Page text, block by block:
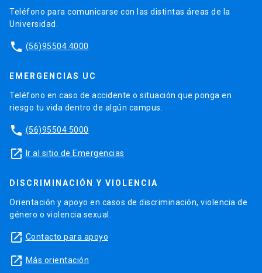
Teléfono para comunicarse con las distintas áreas de la
Universidad.
phone (56)95504 4000
EMERGENCIAS UC
Teléfono en caso de accidente o situación que ponga en
riesgo tu vida dentro de algún campus.
phone (56)95504 5000
launch Ir al sitio de Emergencias
DISCRIMINACIÓN Y VIOLENCIA
Orientación y apoyo en casos de discriminación, violencia de
género o violencia sexual.
launch Contacto para apoyo
launch Más orientación